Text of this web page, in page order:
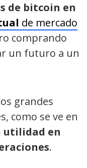
de bitcoin en
de mercado
comprando
un futuro a un
grandes
como se ve en
utilidad en
.